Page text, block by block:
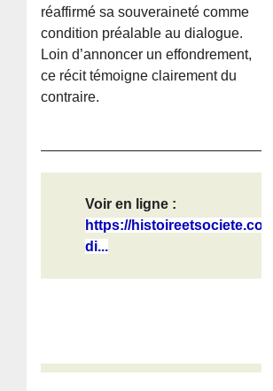
réaffirmé sa souveraineté comme
condition préalable au dialogue.
Loin d’annoncer un effondrement,
ce récit témoigne clairement du
contraire.
Voir en ligne :
https://
di...